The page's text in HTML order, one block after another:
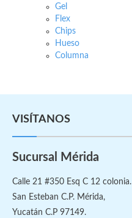
Gel
Flex
Chips
Hueso
Columna
VISÍTANOS
Sucursal Mérida
Calle 21 #350 Esq C 12 colonia.
San Esteban C.P. Mérida,
Yucatán C.P 97149.